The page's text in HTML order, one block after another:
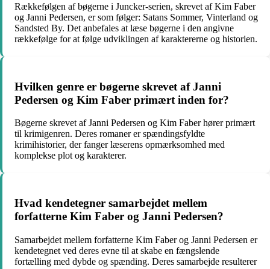
Rækkefølgen af bøgerne i Juncker-serien, skrevet af Kim Faber
og Janni Pedersen, er som følger: Satans Sommer, Vinterland og
Sandsted By. Det anbefales at læse bøgerne i den angivne
rækkefølge for at følge udviklingen af karaktererne og historien.
Hvilken genre er bøgerne skrevet af Janni
Pedersen og Kim Faber primært inden for?
Bøgerne skrevet af Janni Pedersen og Kim Faber hører primært
til krimigenren. Deres romaner er spændingsfyldte
krimihistorier, der fanger læserens opmærksomhed med
komplekse plot og karakterer.
Hvad kendetegner samarbejdet mellem
forfatterne Kim Faber og Janni Pedersen?
Samarbejdet mellem forfatterne Kim Faber og Janni Pedersen er
kendetegnet ved deres evne til at skabe en fængslende
fortælling med dybde og spænding. Deres samarbejde resulterer